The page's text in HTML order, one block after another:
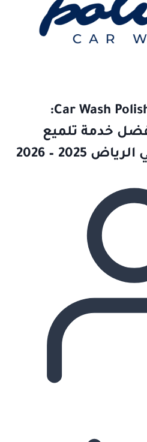
مغسلة سيارات Car Wash Polish:
خدمة تلميع
2025 – 2026